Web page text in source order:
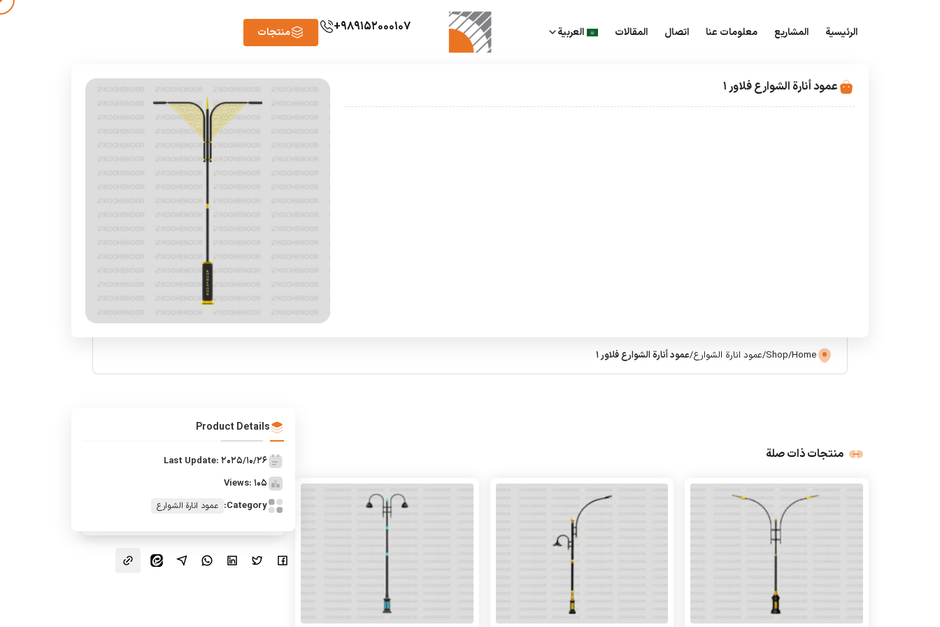
الرئيسية المشاريع معلومات عنا اتصال المقالات العربية 989152000107+ منتجات
عمود أنارة الشوارع فلاور 1
Home
/
Shop
/عمود انارة الشوارع/عمود أنارة الشوارع فلاور 1
منتجات ذات صلة
Product Details
Last Update: 2025/10/26
Views: 105
Category:
عمود انارة الشوارع